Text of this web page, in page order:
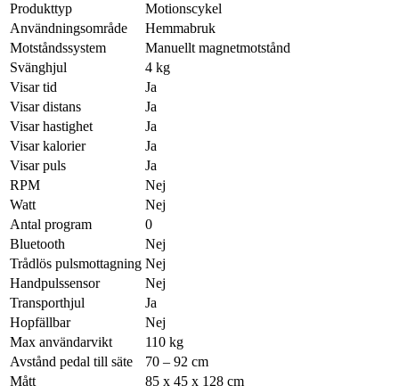
Produkttyp
Motionscykel
Användningsområde
Hemmabruk
Motståndssystem
Manuellt magnetmotstånd
Svänghjul
4 kg
Visar tid
Ja
Visar distans
Ja
Visar hastighet
Ja
Visar kalorier
Ja
Visar puls
Ja
RPM
Nej
Watt
Nej
Antal program
0
Bluetooth
Nej
Trådlös pulsmottagning Nej
Handpulssensor
Nej
Transporthjul
Ja
Hopfällbar
Nej
Max användarvikt
110 kg
Avstånd pedal till säte
70 – 92 cm
Mått
85 x 45 x 128 cm